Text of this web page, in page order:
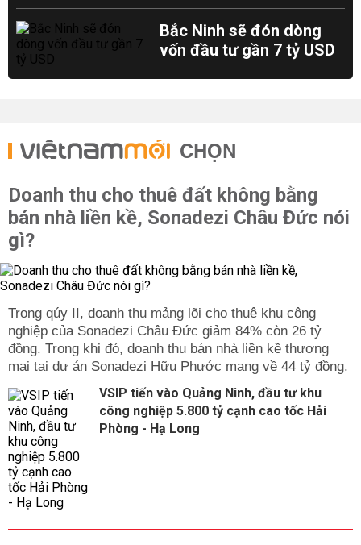
Bắc Ninh sẽ đón dòng
vốn đầu tư gần 7 tỷ USD
CHỌN
Doanh thu cho thuê đất không bằng
bán nhà liền kề, Sonadezi Châu Đức nói
gì?
Trong qúy II, doanh thu mảng lõi cho thuê khu công
nghiệp của Sonadezi Châu Đức giảm 84% còn 26 tỷ
đồng. Trong khi đó, doanh thu bán nhà liền kề thương
mại tại dự án Sonadezi Hữu Phước mang về 44 tỷ đồng.
VSIP tiến vào Quảng Ninh, đầu tư khu
công nghiệp 5.800 tỷ cạnh cao tốc Hải
Phòng - Hạ Long